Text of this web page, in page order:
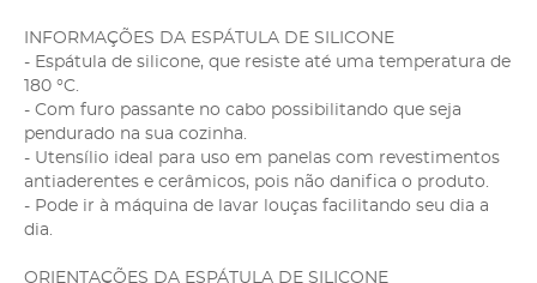
INFORMAÇÕES DA ESPÁTULA DE SILICONE
- Espátula de silicone, que resiste até uma temperatura de
180 °C.
- Com furo passante no cabo possibilitando que seja
pendurado na sua cozinha.
- Utensílio ideal para uso em panelas com revestimentos
antiaderentes e cerâmicos, pois não danifica o produto.
- Pode ir à máquina de lavar louças facilitando seu dia a
dia.
ORIENTAÇÕES DA ESPÁTULA DE SILICONE